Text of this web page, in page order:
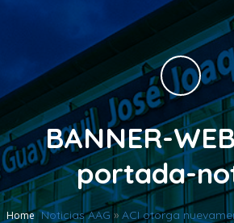
BANNER-
portada-
Home Noticias AAG » ACI otorga